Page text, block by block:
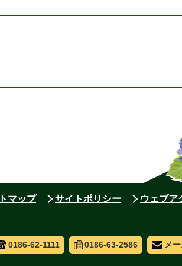
マップ サイトポリシー ウェブア
0186-62-1111 0186-63-2586 メ